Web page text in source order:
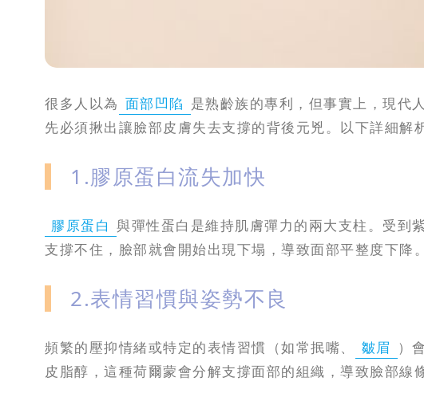
很多人以為 面部凹陷 是熟齡族的專利，但事實上，現代
先必須揪出讓臉部皮膚失去支撐的背後元兇。以下詳細解
1.膠原蛋白流失加快
膠原蛋白 與彈性蛋白是維持肌膚彈力的兩大支柱。受到
支撐不住，臉部就會開始出現下塌，導致面部平整度下降。
2.表情習慣與姿勢不良
頻繁的壓抑情緒或特定的表情習慣（如常抿嘴、 皺眉 ）
皮脂醇，這種荷爾蒙會分解支撐面部的組織，導致臉部線